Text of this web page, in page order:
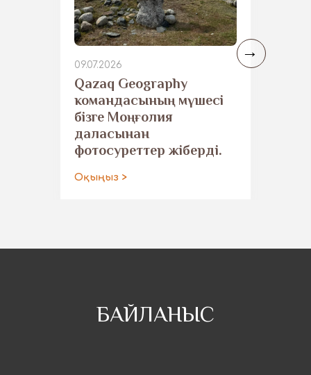
09.07.2026
Qazaq Geography
командасының мүшесі
бізге Моңғолия
даласынан
фотосуреттер жіберді.
Оқыңыз >
БАЙЛАНЫС